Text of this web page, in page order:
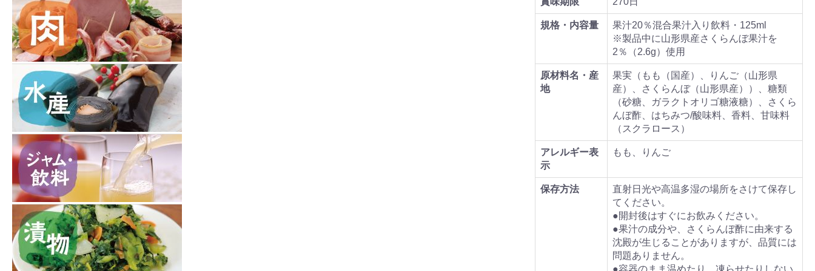
規格・内容量
果汁20％混合果汁入り飲料・125ml
※製品中に山形県産さくらんぼ果汁を
2％（2.6g）使用
原材料名・産
地
果実（もも（国産）、りんご（山形県
産）、さくらんぼ（山形県産））、糖類
（砂糖、ガラクトオリゴ糖液糖）、さくら
んぼ酢、はちみつ/酸味料、香料、甘味料
（スクラロース）
アレルギー表
示
もも、りんご
保存方法
直射日光や高温多湿の場所をさけて保存し
てください。
●開封後はすぐにお飲みください。
●果汁の成分や、さくらんぼ酢に由来する
沈殿が生じることがありますが、品質には
問題ありません。
●容器のまま温めたり、凍らせたりしない